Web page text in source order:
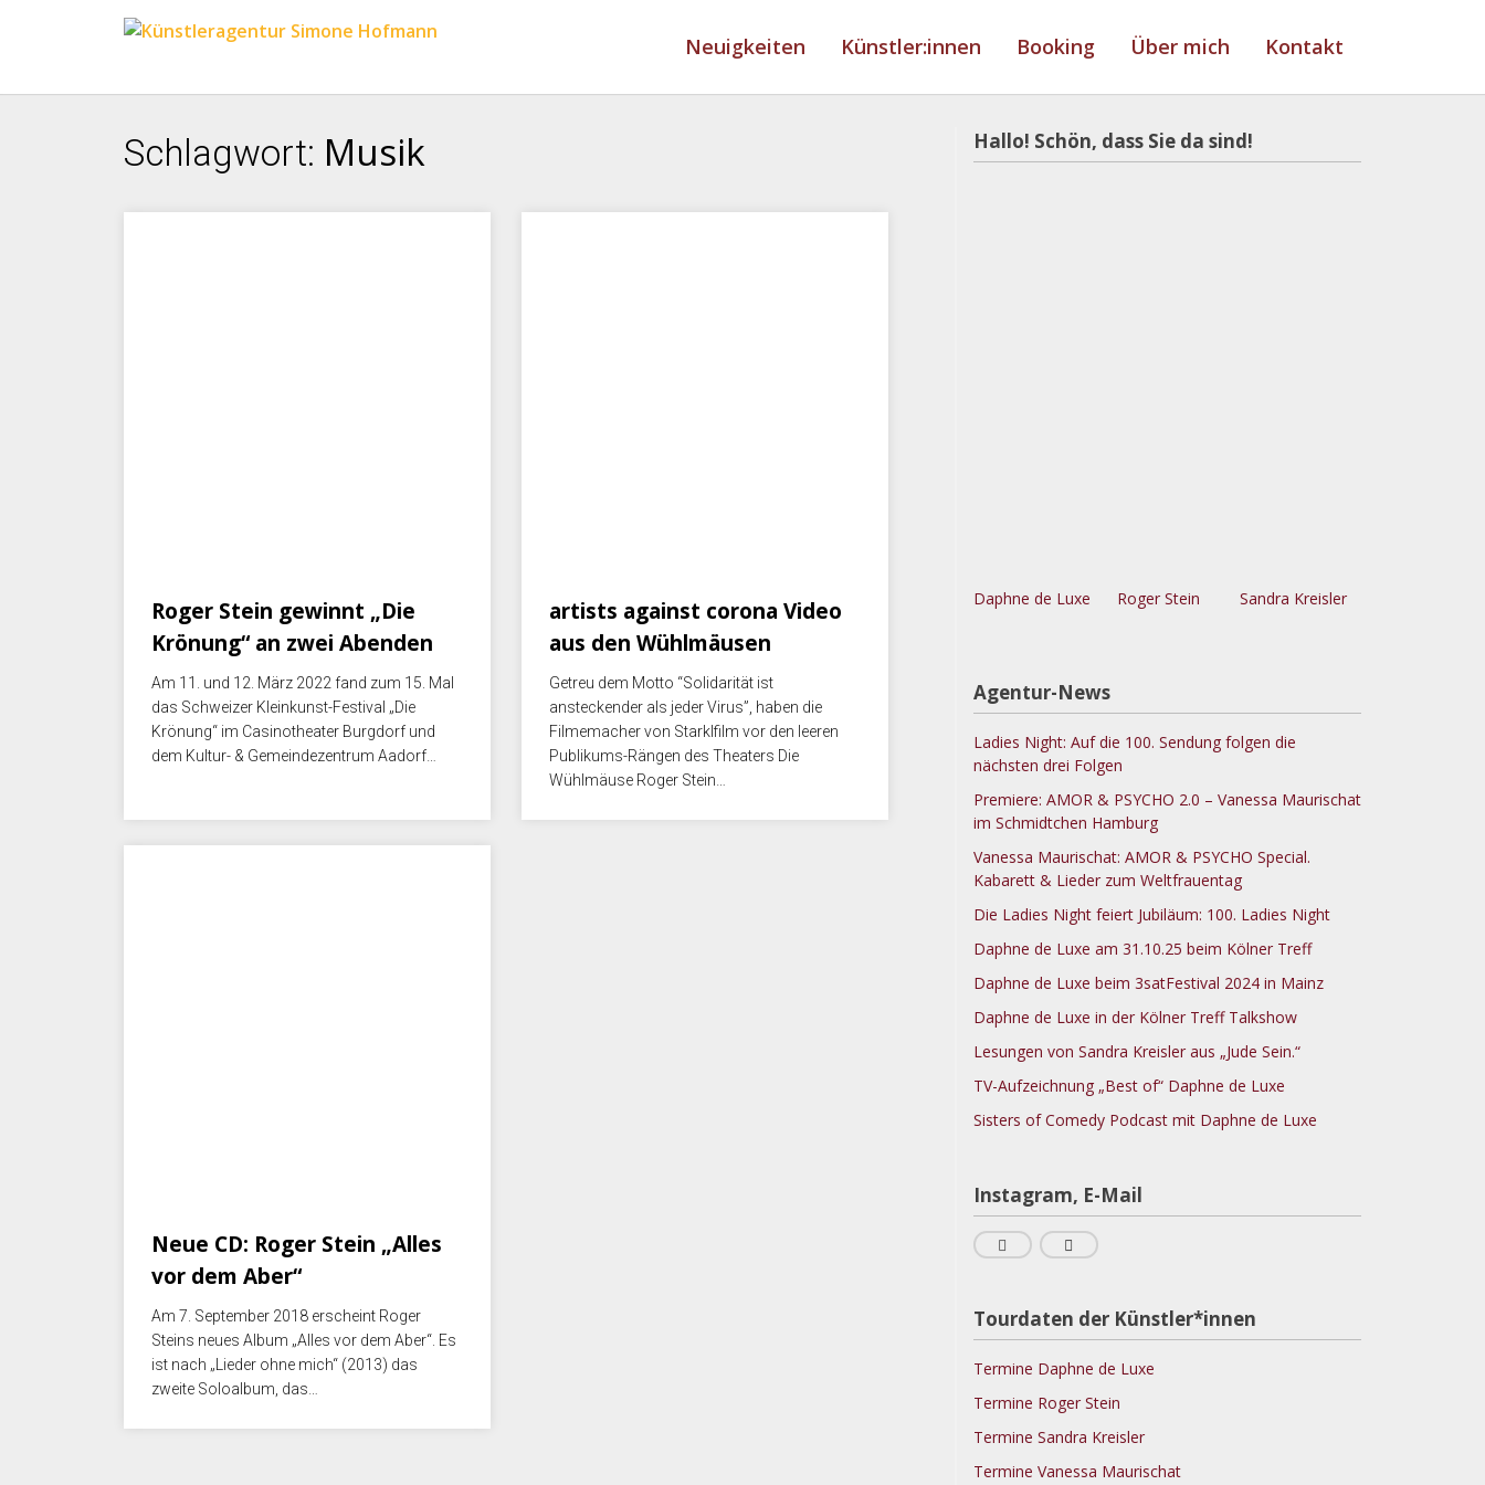
Neuigkeiten Künstler:innen Booking Über mich Kontakt
Schlagwort: Musik
Roger Stein gewinnt „Die
Krönung“ an zwei Abenden
Am 11. und 12. März 2022 fand zum 15. Mal
das Schweizer Kleinkunst-Festival „Die
Krönung“ im Casinotheater Burgdorf und
dem Kultur- & Gemeindezentrum Aadorf…
artists against corona Video
aus den Wühlmäusen
Getreu dem Motto “Solidarität ist
ansteckender als jeder Virus”, haben die
Filmemacher von Starklfilm vor den leeren
Publikums-Rängen des Theaters Die
Wühlmäuse Roger Stein…
Neue CD: Roger Stein „Alles
vor dem Aber“
Am 7. September 2018 erscheint Roger
Steins neues Album „Alles vor dem Aber“. Es
ist nach „Lieder ohne mich“ (2013) das
zweite Soloalbum, das…
Hallo! Schön, dass Sie da sind!
Daphne de Luxe Roger Stein Sandra Kreisler
Agentur-News
Ladies Night: Auf die 100. Sendung folgen die
nächsten drei Folgen
Premiere: AMOR & PSYCHO 2.0 – Vanessa Maurischat
im Schmidtchen Hamburg
Vanessa Maurischat: AMOR & PSYCHO Special.
Kabarett & Lieder zum Weltfrauentag
Die Ladies Night feiert Jubiläum: 100. Ladies Night
Daphne de Luxe am 31.10.25 beim Kölner Treff
Daphne de Luxe beim 3satFestival 2024 in Mainz
Daphne de Luxe in der Kölner Treff Talkshow
Lesungen von Sandra Kreisler aus „Jude Sein.“
TV-Aufzeichnung „Best of“ Daphne de Luxe
Sisters of Comedy Podcast mit Daphne de Luxe
Instagram, E-Mail
Tourdaten der Künstler*innen
Termine Daphne de Luxe
Termine Roger Stein
Termine Sandra Kreisler
Termine Vanessa Maurischat